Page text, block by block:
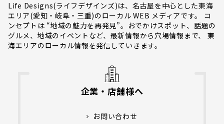
Life Designs(ライフデザインズ)は、名古屋を中心とした東海
エリア(愛知・岐阜・三重)のローカル WEB メディアです。 コ
ンセプトは “地域の魅力を再発見”。おでかけスポット、話題の
グルメ、地域のイベントなど、最新情報から穴場情報まで、 東
海エリアのローカル情報を発信していきます。
企業・店舗様へ
お問い合わせ